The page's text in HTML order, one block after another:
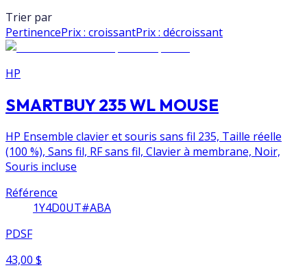
Trier par
PertinencePrix : croissantPrix : décroissant
HP
SMARTBUY 235 WL MOUSE
HP Ensemble clavier et souris sans fil 235, Taille réelle
(100 %), Sans fil, RF sans fil, Clavier à membrane, Noir,
Souris incluse
Référence
1Y4D0UT#ABA
PDSF
43,00 $